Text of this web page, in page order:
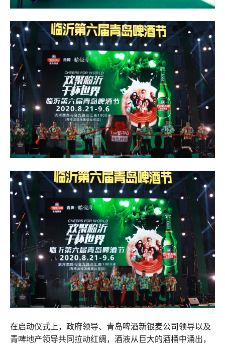
在启动仪式上，政府领导、青岛啤酒新银麦公司领导以及
青啤地产领导共同拉动红绸，酒液从巨大的酒桶中涌出，